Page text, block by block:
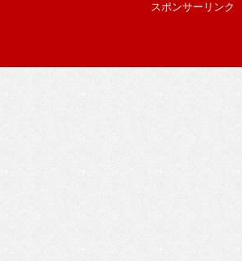
スポンサーリンク